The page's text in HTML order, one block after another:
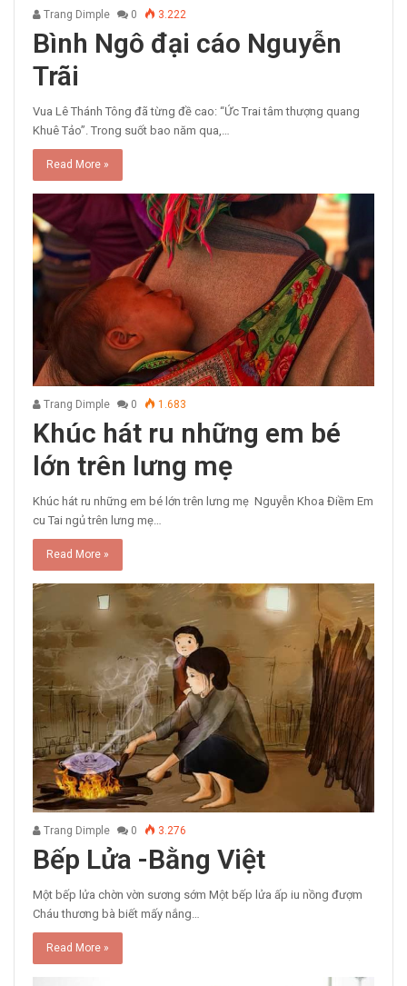
Trang Dimple 0 3.222
Bình Ngô đại cáo Nguyễn
Trãi
Vua Lê Thánh Tông đã từng đề cao: “Ức Trai tâm thượng quang
Khuê Tảo”. Trong suốt bao năm qua,…
Read More »
Trang Dimple 0 1.683
Khúc hát ru những em bé
lớn trên lưng mẹ
Khúc hát ru những em bé lớn trên lưng mẹ Nguyễn Khoa Điềm Em
cu Tai ngủ trên lưng mẹ…
Read More »
Trang Dimple 0 3.276
Bếp Lửa -Bằng Việt
Một bếp lửa chờn vờn sương sớm Một bếp lửa ấp iu nồng đượm
Cháu thương bà biết mấy nắng…
Read More »